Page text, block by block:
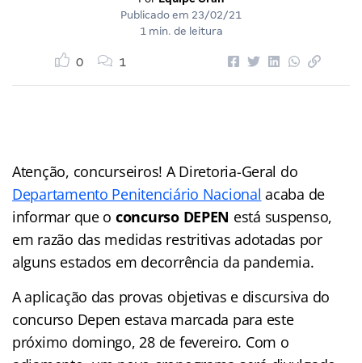
Publicado em 23/02/21
1 min. de leitura
0 1
Atenção, concurseiros! A Diretoria-Geral do
Departamento Penitenciário Nacional acaba de
informar que o concurso DEPEN está suspenso,
em razão das medidas restritivas adotadas por
alguns estados em decorrência da pandemia.
A aplicação das provas objetivas e discursiva do
concurso Depen estava marcada para este
próximo domingo, 28 de fevereiro. Com o